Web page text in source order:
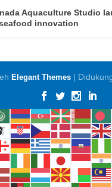
Aquaculture Studio
innovation
Elegant Themes|